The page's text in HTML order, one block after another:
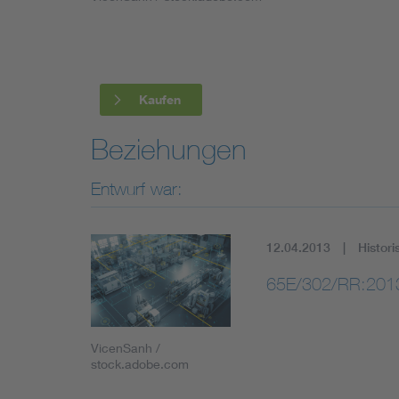
Mobility
Smart Cities
Kaufen
Beziehungen
Entwurf war:
VicenSanh /
stock.adobe.com
12.04.2013
65E/302/